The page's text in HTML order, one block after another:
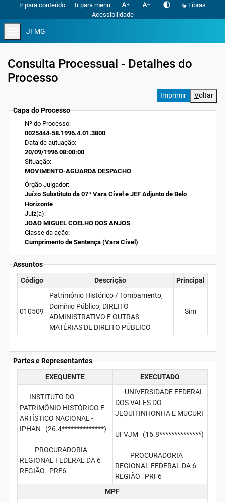
Ir para conteúdo Ir para menu text_increase text_decrease contrast
Libras
Acessibilidade
JFMG
Consulta Processual - Detalhes do
Processo
Voltar
Capa do Processo
Nº do Processo:
0025444-58.1996.4.01.3800
Data de autuação:
20/09/1996 08:00:00
Situação:
MOVIMENTO-AGUARDA DESPACHO
Órgão Julgador:
Juízo Substituto da 07ª Vara Cível e JEF Adjunto de Belo
Horizonte
Juiz(a):
JOAO MIGUEL COELHO DOS ANJOS
Classe da ação:
Cumprimento de Sentença (Vara Cível)
Assuntos
Código
Descrição Principal
010509
Patrimônio Histórico / Tombamento,
Domínio Público, DIREITO
ADMINISTRATIVO E OUTRAS
MATÉRIAS DE DIREITO PÚBLICO
Sim
Partes e Representantes
EXEQUENTE
EXECUTADO
- INSTITUTO DO
PATRIMÔNIO HISTÓRICO E
ARTÍSTICO NACIONAL -
IPHAN (26.4**************)
PROCURADORIA
REGIONAL FEDERAL DA 6
REGIÃO PRF6
- UNIVERSIDADE FEDERAL
DOS VALES DO
JEQUITINHONHA E MUCURI
-
UFVJM (16.8**************)
PROCURADORIA
REGIONAL FEDERAL DA 6
REGIÃO PRF6
MPF